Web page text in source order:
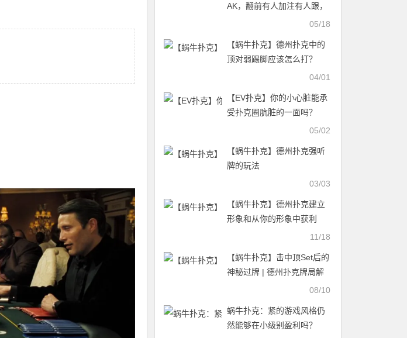
AK，翻前有人加注有人跟，
05/18
【蜗牛扑克】德州扑克中的
顶对弱踢脚应该怎么打？
04/01
【EV扑克】你的小心脏能承
受扑克圈肮脏的一面吗？
05/02
【蜗牛扑克】德州扑克强听
牌的玩法
03/03
【蜗牛扑克】德州扑克建立
形象和从你的形象中获利
11/18
【蜗牛扑克】击中顶Set后的
神秘过牌 | 德州扑克牌局解
08/10
蜗牛扑克：紧的游戏风格仍
然能够在小级别盈利吗？